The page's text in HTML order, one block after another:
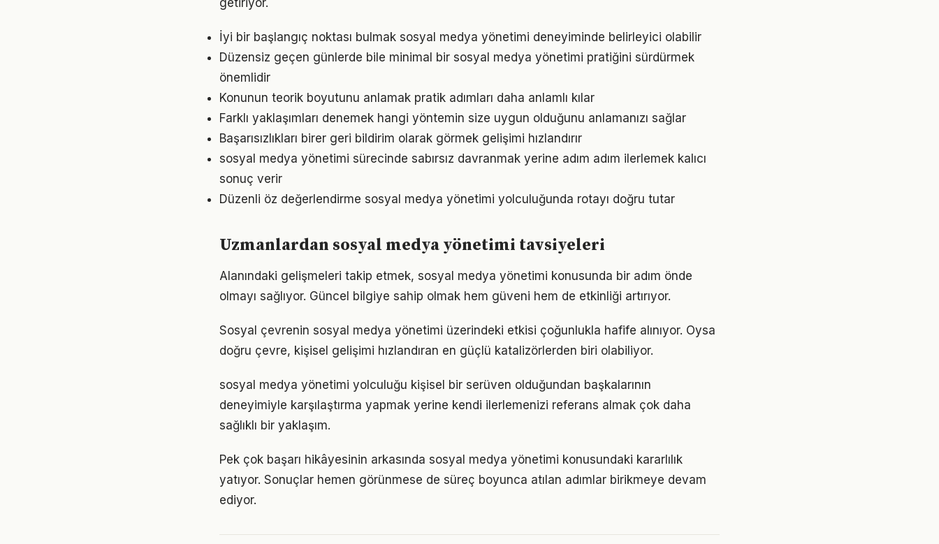
getiriyor.
İyi bir başlangıç noktası bulmak sosyal medya yönetimi deneyiminde belirleyici olabilir
Düzensiz geçen günlerde bile minimal bir sosyal medya yönetimi pratiğini sürdürmek
önemlidir
Konunun teorik boyutunu anlamak pratik adımları daha anlamlı kılar
Farklı yaklaşımları denemek hangi yöntemin size uygun olduğunu anlamanızı sağlar
Başarısızlıkları birer geri bildirim olarak görmek gelişimi hızlandırır
sosyal medya yönetimi sürecinde sabırsız davranmak yerine adım adım ilerlemek kalıcı
sonuç verir
Düzenli öz değerlendirme sosyal medya yönetimi yolculuğunda rotayı doğru tutar
Uzmanlardan sosyal medya yönetimi tavsiyeleri
Alanındaki gelişmeleri takip etmek, sosyal medya yönetimi konusunda bir adım önde
olmayı sağlıyor. Güncel bilgiye sahip olmak hem güveni hem de etkinliği artırıyor.
Sosyal çevrenin sosyal medya yönetimi üzerindeki etkisi çoğunlukla hafife alınıyor. Oysa
doğru çevre, kişisel gelişimi hızlandıran en güçlü katalizörlerden biri olabiliyor.
sosyal medya yönetimi yolculuğu kişisel bir serüven olduğundan başkalarının
deneyimiyle karşılaştırma yapmak yerine kendi ilerlemenizi referans almak çok daha
sağlıklı bir yaklaşım.
Pek çok başarı hikâyesinin arkasında sosyal medya yönetimi konusundaki kararlılık
yatıyor. Sonuçlar hemen görünmese de süreç boyunca atılan adımlar birikmeye devam
ediyor.